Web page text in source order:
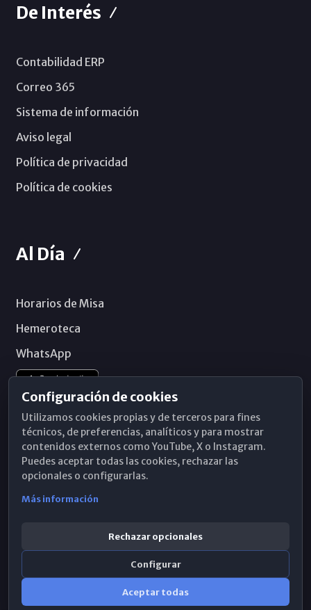
De Interés
Contabilidad ERP
Correo 365
Sistema de información
Aviso legal
Política de privacidad
Política de cookies
Al Día
Horarios de Misa
Hemeroteca
WhatsApp
Configuración de cookies
Utilizamos cookies propias y de terceros para fines
técnicos, de preferencias, analíticos y para mostrar
contenidos externos como YouTube, X o Instagram.
Puedes aceptar todas las cookies, rechazar las
opcionales o configurarlas.
Más información
Rechazar opcionales
Configurar
Aceptar todas